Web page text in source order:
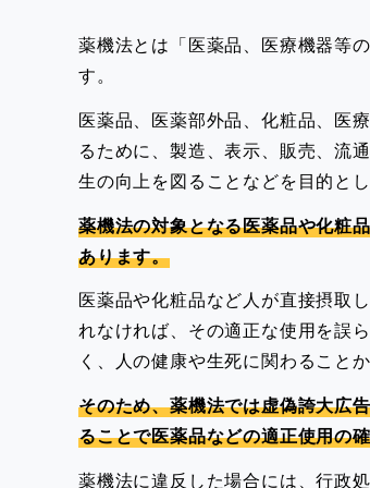
薬機法とは「医薬品、医療機器等
す。
医薬品、医薬部外品、化粧品、医
るために、製造、表示、販売、流
生の向上を図ることなどを目的とし
薬機法の対象となる医薬品や化粧
あります。
医薬品や化粧品など人が直接摂取
れなければ、その適正な使用を誤
く、人の健康や生死に関わること
そのため、薬機法では虚偽誇大広
ることで医薬品などの適正使用の
薬機法に違反した場合には、行政